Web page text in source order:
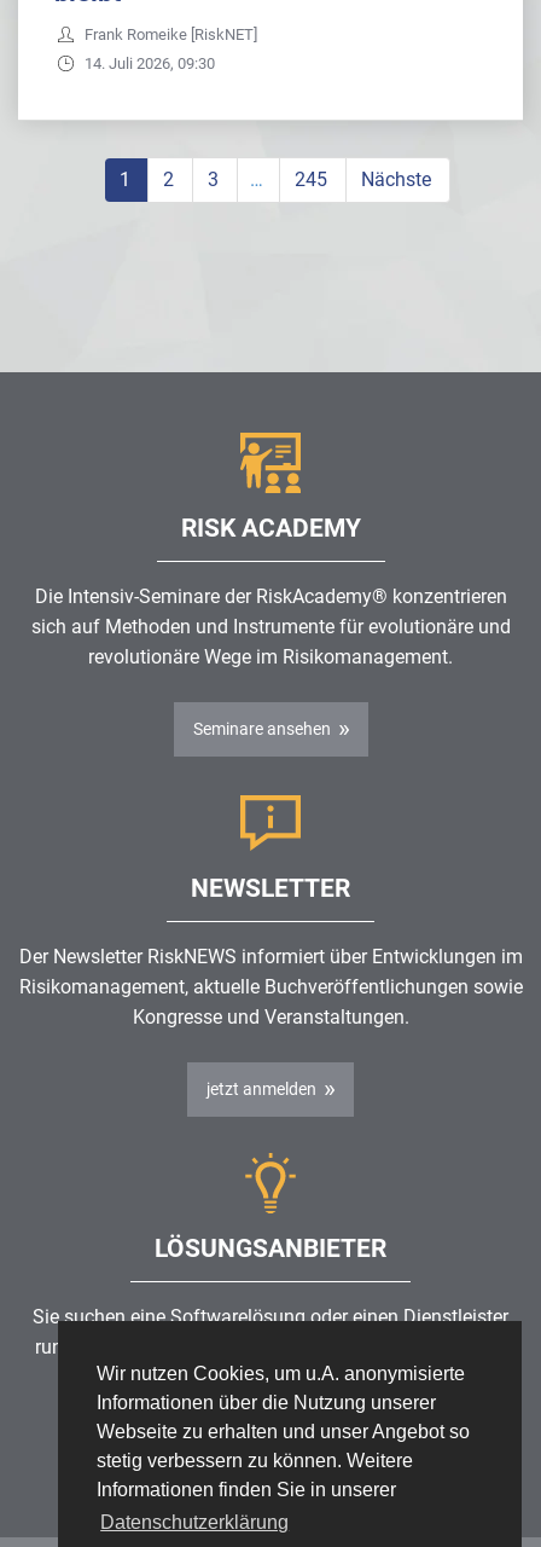
Wir nutzen Cookies, um u.A. anonymisierte
Informationen über die Nutzung unserer
Webseite zu erhalten und unser Angebot so
stetig verbessern zu können. Weitere
Informationen finden Sie in unserer
Datenschutzerklärung
Frank Romeike [RiskNET]
14. Juli 2026, 09:30
1 2 3 … 245 Nächste
RISK ACADEMY
Die Intensiv-Seminare der RiskAcademy® konzentrieren
sich auf Methoden und Instrumente für evolutionäre und
revolutionäre Wege im Risikomanagement.
Seminare ansehen
NEWSLETTER
Der Newsletter RiskNEWS informiert über Entwicklungen im
Risikomanagement, aktuelle Buchveröffentlichungen sowie
Kongresse und Veranstaltungen.
jetzt anmelden
LÖSUNGSANBIETER
Sie suchen eine Softwarelösung oder einen Dienstleister
rund um die Themen
ISMS?
Partner finden